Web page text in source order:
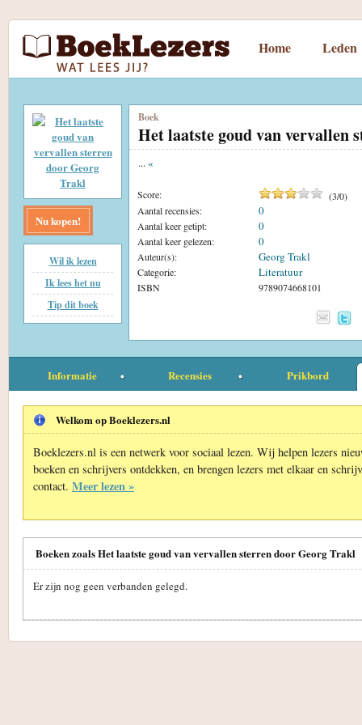
Home Leden
Nu kopen!
Wil ik lezen
Ik lees het nu
Tip dit boek
Boek
Het laatste goud van vervallen
... «
Score: (3/0)
Aantal recensies:
0
Aantal keer getipt: 0
Aantal keer gelezen: 0
Auteur(s): Georg Trakl
Categorie: Literatuur
ISBN 9789074668101
Informatie Recensies Prikbord
Welkom op Boeklezers.nl
Boeklezers.nl is een netwerk voor sociaal lezen. Wij helpen lezers
boeken en schrijvers ontdekken, en brengen lezers met elkaar en
contact. Meer lezen »
Boeken zoals Het laatste goud van vervallen sterren door Georg Trakl
Er zijn nog geen verbanden gelegd.